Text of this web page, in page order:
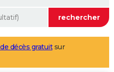
décès gratuitsur